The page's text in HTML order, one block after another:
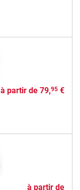
à partir de 79,95€
à partir de